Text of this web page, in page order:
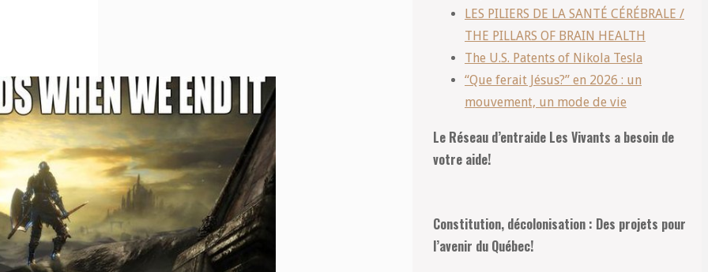
LES PILIERS DE LA SANTÉ CÉRÉBRALE /
THE PILLARS OF BRAIN HEALTH
The U.S. Patents of Nikola Tesla
“Que ferait Jésus?” en 2026 : un
mouvement, un mode de vie
Le Réseau d’entraide Les Vivants a besoin de
votre aide!
Constitution, décolonisation : Des projets pour
l’avenir du Québec!